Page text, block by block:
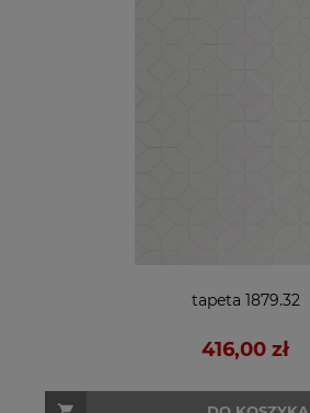
tapeta 1879.32
416,00 zł